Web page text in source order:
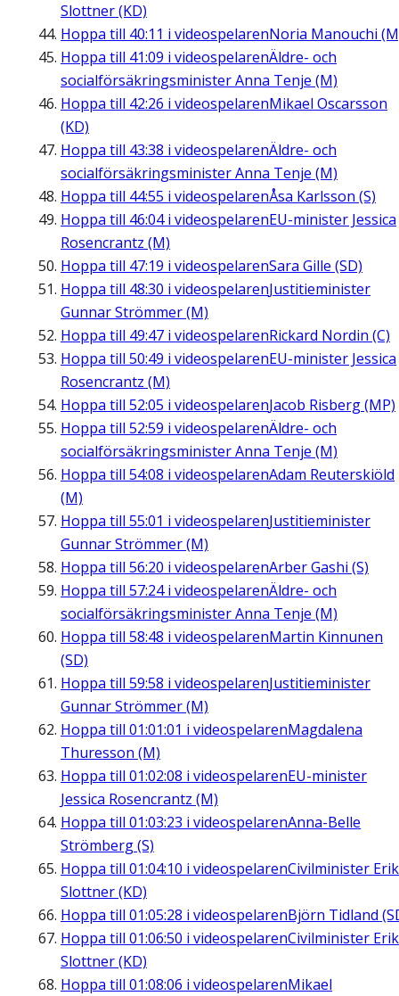
Slottner (KD)
Hoppa till 40:11 i videospelarenNoria Manouchi
Hoppa till 41:09 i videospelarenÄldre- och
socialförsäkringsminister Anna Tenje (M)
Hoppa till 42:26 i videospelarenMikael Oscarsson
(KD)
Hoppa till 43:38 i videospelarenÄldre- och
socialförsäkringsminister Anna Tenje (M)
Hoppa till 44:55 i videospelarenÅsa Karlsson (S)
Hoppa till 46:04i videospelarenEU-minister Jessica
Rosencrantz (M)
Hoppa till 47:19 i videospelarenSara Gille (SD)
Hoppa till 48:30 i videospelarenJustitieminister
Gunnar Strömmer (M)
Hoppa till 49:47 i videospelarenRickard Nordin (C)
Hoppa till 50:49 i videospelarenEU-minister Jessica
Rosencrantz (M)
Hoppa till 52:05 i videospelarenJacob Risberg (MP)
Hoppa till 52:59 i videospelarenÄldre- och
socialförsäkringsminister Anna Tenje (M)
Hoppa till 54:08 i videospelarenAdam Reuterskiöld
(M)
Hoppa till 55:01 i videospelarenJustitieminister
Gunnar Strömmer (M)
Hoppa till 56:20 i videospelarenArber Gashi (S)
Hoppa till 57:24i videospelarenÄldre- och
socialförsäkringsminister Anna Tenje (M)
Hoppa till 58:48 i videospelarenMartin Kinnunen
(SD)
Hoppa till 59:58 i videospelarenJustitieminister
Gunnar Strömmer (M)
Hoppa till 01:01:01 i videospelarenMagdalena
Thuresson (M)
Hoppa till 01:02:08 i videospelarenEU-minister
Jessica Rosencrantz (M)
Hoppa till 01:03:23 i videospelarenAnna-Belle
Strömberg (S)
Hoppa till 01:04:10 i videospelarenCivilminister Erik
Slottner (KD)
Hoppa till 01:05:28 i videospelarenBjörn Tidland
Hoppa till 01:06:50 i videospelarenCivilminister Erik
Slottner (KD)
Hoppa till 01:08:06 i videospelarenMikael